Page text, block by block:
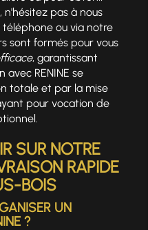
pas à nous
ou via notre
sont formés pour vous
, garantissant
RENINE se
totale et par la mise
pour vocation de
SUR NOTRE
RAPIDE
BOIS
UN
?